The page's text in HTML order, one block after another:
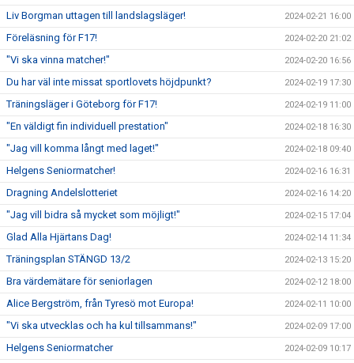
Liv Borgman uttagen till landslagsläger! 2024-02-21 16:00
Föreläsning för F17! 2024-02-20 21:02
"Vi ska vinna matcher!" 2024-02-20 16:56
Du har väl inte missat sportlovets höjdpunkt? 2024-02-19 17:30
Träningsläger i Göteborg för F17! 2024-02-19 11:00
"En väldigt fin individuell prestation" 2024-02-18 16:30
"Jag vill komma långt med laget!" 2024-02-18 09:40
Helgens Seniormatcher! 2024-02-16 16:31
Dragning Andelslotteriet 2024-02-16 14:20
"Jag vill bidra så mycket som möjligt!" 2024-02-15 17:04
Glad Alla Hjärtans Dag! 2024-02-14 11:34
Träningsplan STÄNGD 13/2 2024-02-13 15:20
Bra värdemätare för seniorlagen 2024-02-12 18:00
Alice Bergström, från Tyresö mot Europa! 2024-02-11 10:00
"Vi ska utvecklas och ha kul tillsammans!" 2024-02-09 17:00
Helgens Seniormatcher 2024-02-09 10:17